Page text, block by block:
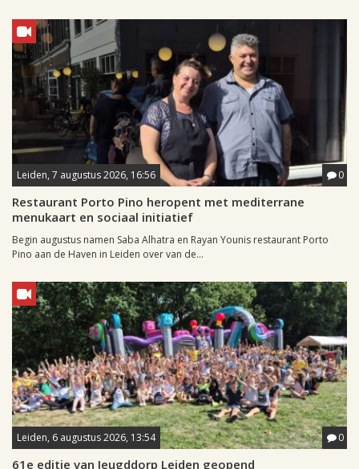
Leiden, 7 augustus 2026, 16:56 0
Restaurant Porto Pino heropent met mediterrane
menukaart en sociaal initiatief
Begin augustus namen Saba Alhatra en Rayan Younis restaurant Porto
Pino aan de Haven in Leiden over van de...
Leiden, 6 augustus 2026, 13:54 0
61e editie van Jeugddorp Leiden geopend